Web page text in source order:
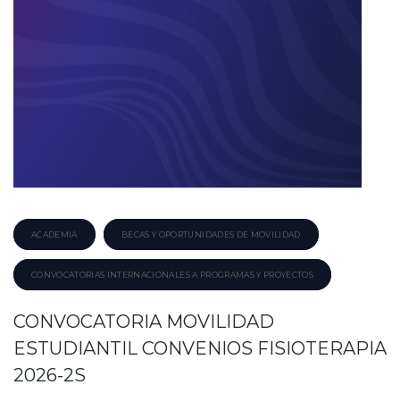
ACADEMIA BECAS Y OPORTUNIDADES DE MOVILIDAD
CONVOCATORIAS INTERNACIONALES A PROGRAMAS Y PROYECTOS
CONVOCATORIA MOVILIDAD
ESTUDIANTIL CONVENIOS FISIOTERAPIA
2026-2S